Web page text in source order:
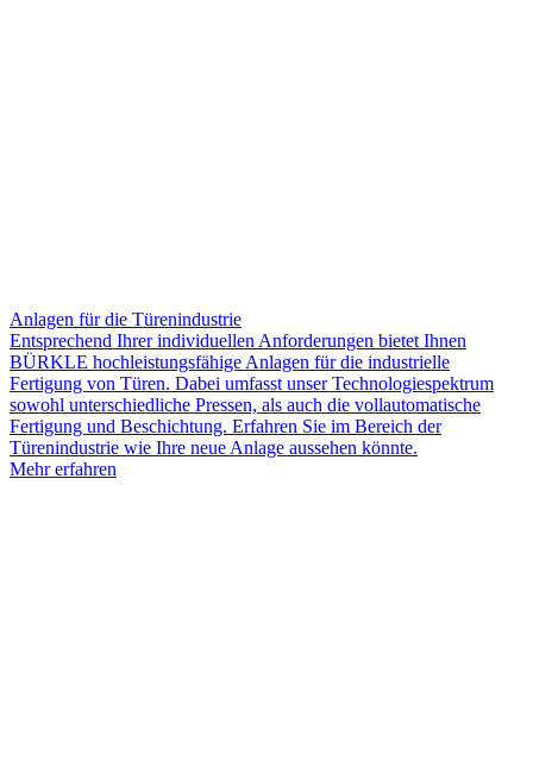
Anlagen für die Türenindustrie
Entsprechend Ihrer individuellen Anforderungen bietet Ihnen
BÜRKLE hochleistungsfähige Anlagen für die industrielle
Fertigung von Türen. Dabei umfasst unser Technologiespektrum
sowohl unterschiedliche Pressen, als auch die vollautomatische
Fertigung und Beschichtung. Erfahren Sie im Bereich der
Türenindustrie wie Ihre neue Anlage aussehen könnte.
Mehr erfahren